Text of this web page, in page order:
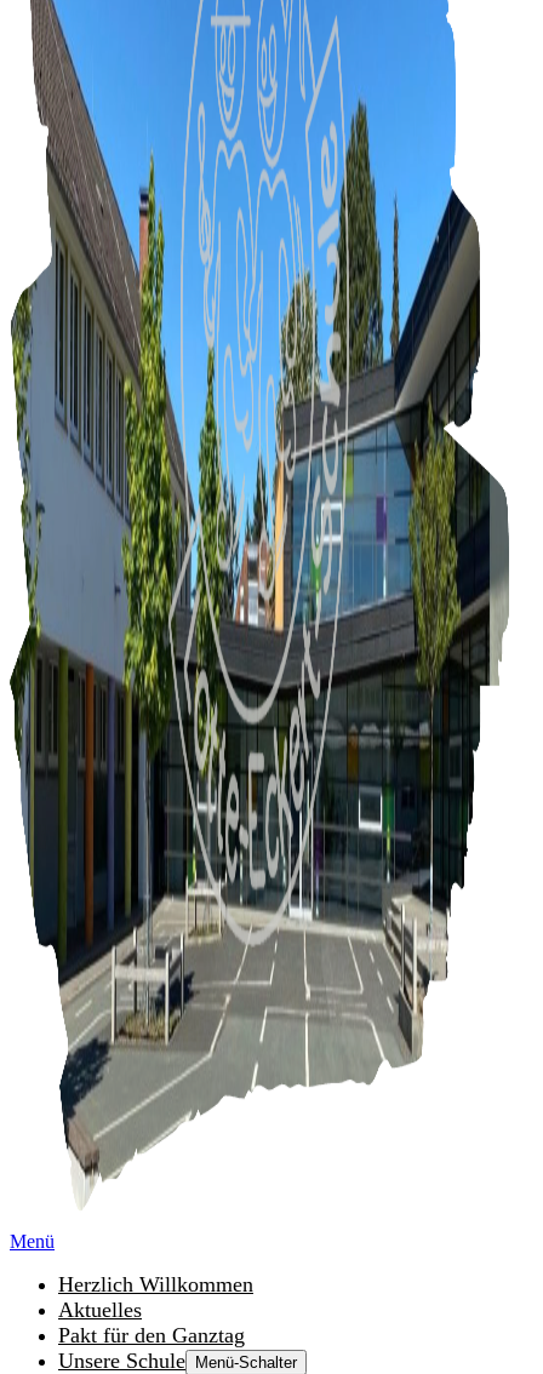
Menü
Herzlich Willkommen
Aktuelles
Pakt für den Ganztag
Unsere Schule
Menü-Schalter